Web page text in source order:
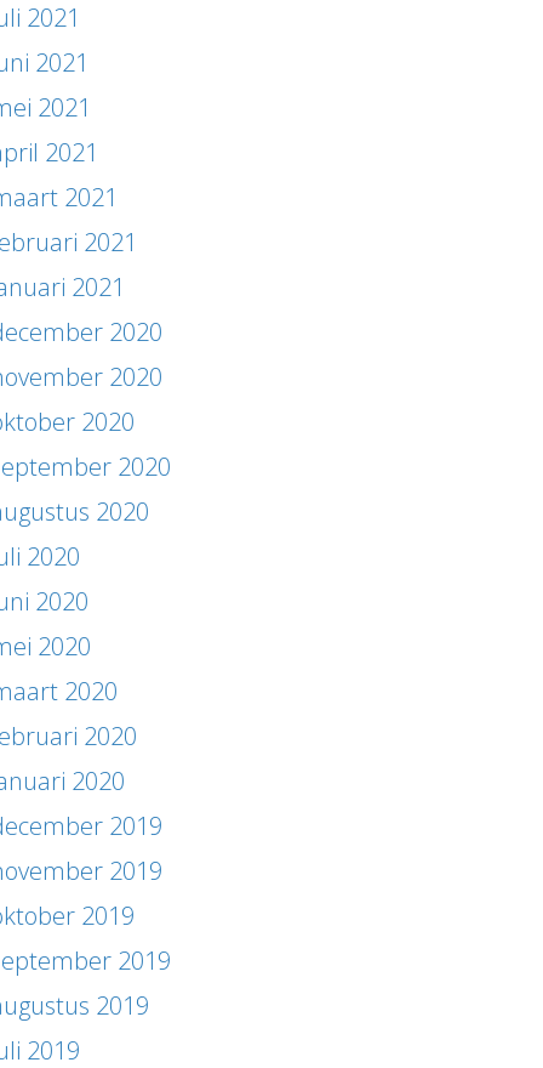
2021
2021
2021
2021
2021
2021
2021
2020
2020
2020
2020
2020
2020
2020
2020
2020
2020
2020
2019
2019
2019
2019
2019
2019